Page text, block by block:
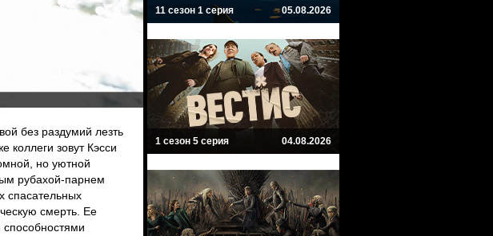
без раздумий лезть
коллеги зовут Кэсси
но уютной
рубахой-парнем
спасательных
смерть. Ее
11 сезон 1 серия 05.08.2026
1 сезон 5 серия 04.08.2026